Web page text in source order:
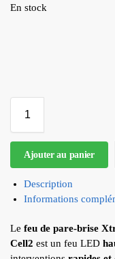
En stock
Ajouter au panier
Description
Informations
Le feu de pare-brise
Cell2 est un feu LED